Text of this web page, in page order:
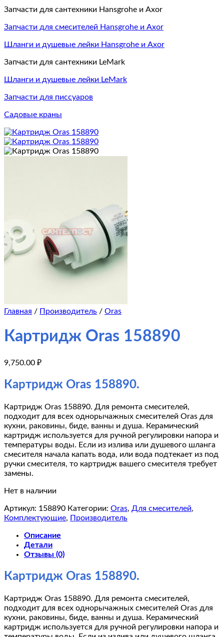
Запчасти для сантехники Hansgrohe и Axor
Запчасти для смесителей Hansgrohe и Axor
Шланги и душевые лейки Hansgrohe и Axor
Запчасти для сантехники LeMark
Шланги и душевые лейки LeMark
Запчасти для писсуаров
Садовые краны
Главная / Производитель / Oras
Картридж Oras 158890
9,750.00 ₽
Картридж Oras 158890.
Картридж Oras 158890. Для ремонта смесителей,
подходит для всех однорычажных смесителей Oras для
кухни, раковины, биде, ванны и душа. Керамический
картридж используется для ручной регулировки напора и
температуры воды. Если из излива или душевого шланга
смесителя начала капать вода, или вода подтекает из под
ручки смесителя, то картридж вашего смесителя требует
замены.
Нет в наличии
Артикул: 158890 Категории: Oras, Для смесителей,
Комплектующие, Производитель
Описание
Детали
Отзывы (0)
Картридж Oras 158890.
Картридж Oras 158890. Для ремонта смесителей,
подходит для всех однорычажных смесителей Oras для
кухни, раковины, биде, ванны и душа. Керамический
картридж используется для ручной регулировки напора и